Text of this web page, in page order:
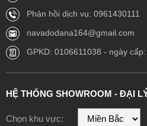
Phản hồi dịch vụ: 0961430111
navadodana164@gmail.com
GPKD: 0106611038 - ngày
HỆ THỐNG SHOWROOM - ĐẠI
Chọn khu vực: